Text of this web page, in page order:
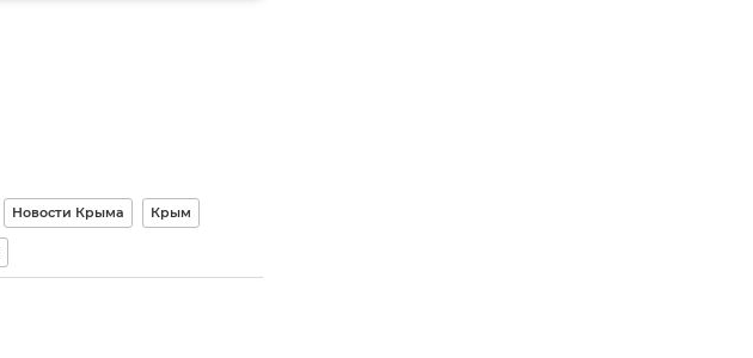
Новости Крыма Крым